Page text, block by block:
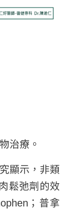
治療。
顯示，非類
鬆弛劑的效
；普拿